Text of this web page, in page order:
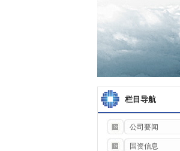
栏目导航
公司要闻
国资信息